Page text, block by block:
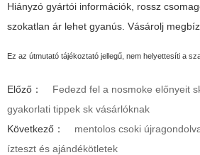
Hiányzó gyártói információk, rossz
szokatlan ár lehet gyanús. Vásárolj
Ez az útmutató tájékoztató jellegű, nem helyettesíti a
Előző：
Fedezd fel a nosmoke előnyeit
gyakorlati tippek sk vásárlóknak
Következő：
mentolos csoki
ízteszt és ajándékötletek